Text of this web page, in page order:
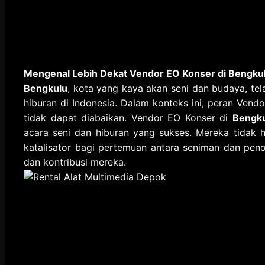
Mengenal Lebih Dekat Vendor EO Konser di
Bengkulu, kota yang kaya akan seni dan budaya,
hiburan di Indonesia. Dalam konteks ini, peran
tidak dapat diabaikan. Vendor EO Konser di
acara seni dan hiburan yang sukses. Mereka tidak
katalisator bagi pertemuan antara seniman dan
dan kontribusi mereka.